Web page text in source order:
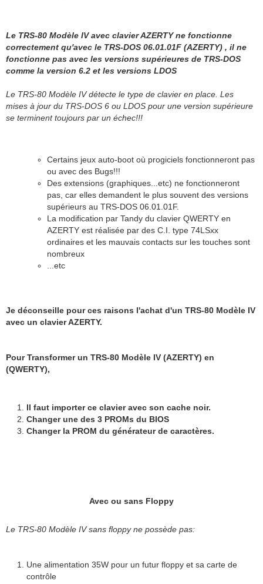
Le TRS-80 Modèle IV avec clavier AZERTY ne fonctionne
correctement qu'avec le TRS-DOS 06.01.01F (AZERTY) , il ne
fonctionne pas avec les versions supérieures de TRS-DOS
comme la version 6.2 et les versions LDOS
Le TRS-80 Modèle IV détecte le type de clavier en place. Les
mises à jour du TRS-DOS 6 ou LDOS pour une version supérieure
se terminent toujours par un échec!!!
Certains jeux auto-boot où progiciels fonctionneront pas
ou avec des Bugs!!!
Des extensions (graphiques...etc) ne fonctionneront
pas, car elles demandent le plus souvent des versions
supérieurs au TRS-DOS 06.01.01F.
La modification par Tandy du clavier QWERTY en
AZERTY est réalisée par des C.I. type 74LSxx
ordinaires et les mauvais contacts sur les touches sont
nombreux
...etc
Je déconseille pour ces raisons l'achat d'un TRS-80 Modèle IV
avec un clavier AZERTY.
Pour Transformer un TRS-80 Modèle IV (AZERTY) en
(QWERTY),
Il faut importer ce clavier avec son cache noir.
Changer une des 3 PROMs du BIOS
Changer la PROM du générateur de caractères.
Avec ou sans Floppy
Le TRS-80 Modèle IV sans floppy ne possède pas:
Une alimentation 35W pour un futur floppy et sa carte de
contrôle